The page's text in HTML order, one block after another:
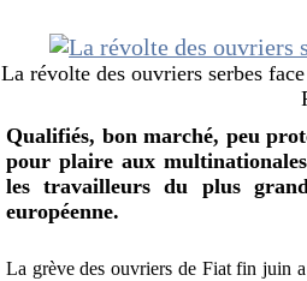
La révolte des ouvriers serbes
Qualifiés, bon marché, peu
pour plaire aux
les travailleurs du plus
européenne.
La grève des ouvriers de Fiat fin juin